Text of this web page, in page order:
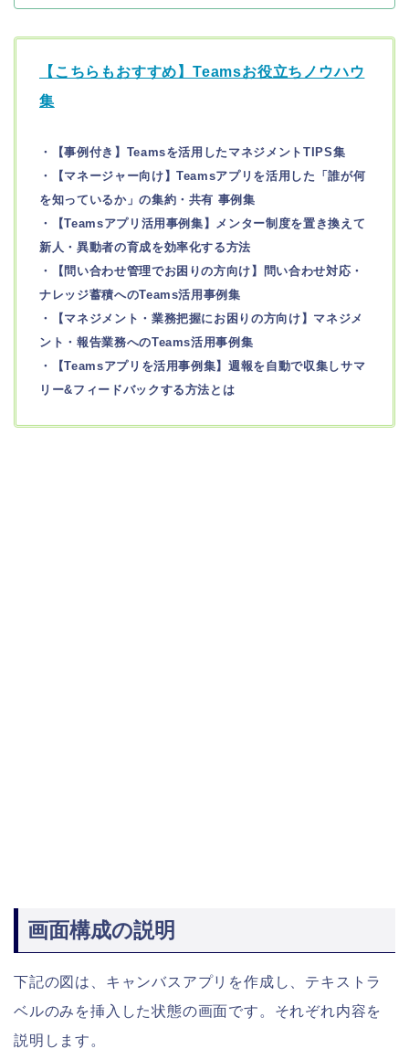
【こちらもおすすめ】Teamsお役立ちノウハウ
集
・【事例付き】Teamsを活用したマネジメントTIPS集
・【マネージャー向け】Teamsアプリを活用した「誰が何
を知っているか」の集約・共有 事例集
・【Teamsアプリ活用事例集】メンター制度を置き換えて
新人・異動者の育成を効率化する方法
・【問い合わせ管理でお困りの方向け】問い合わせ対応・
ナレッジ蓄積へのTeams活用事例集
・【マネジメント・業務把握にお困りの方向け】マネジメ
ント・報告業務へのTeams活用事例集
・【Teamsアプリを活用事例集】週報を自動で収集しサマ
リー&フィードバックする方法とは
画面構成の説明
下記の図は、キャンバスアプリを作成し、テキストラ
ベルのみを挿入した状態の画面です。それぞれ内容を
説明します。